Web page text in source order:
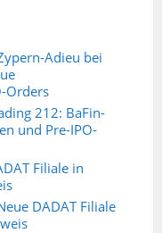
Adieu bei
Orders
212: BaFin-
und Pre-IPO-
Filiale in
DADAT Filiale